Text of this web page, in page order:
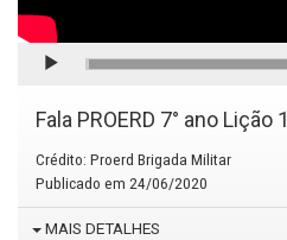
CONTINUAR
Fala PROERD 7° ano Lição
Crédito: Proerd Brigada Militar
Publicado em 24/06/2020
MAIS DETALHES